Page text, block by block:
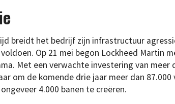
breidt het bedrijf zijn infrastructuur
Op 21 mei begon Lockheed Martin
Met een verwachte investering van
om de komende drie jaar meer dan
4.000 banen te creëren.